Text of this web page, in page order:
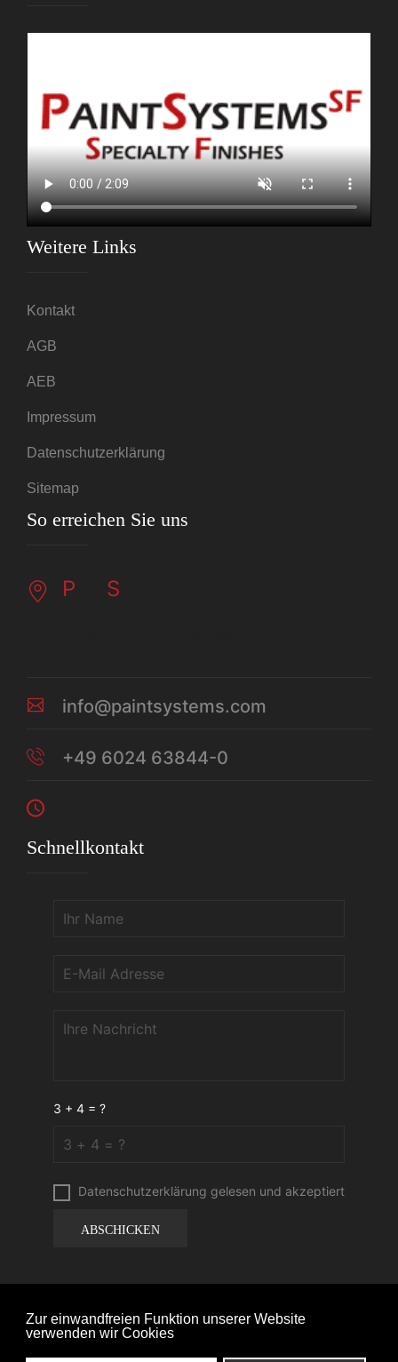
Zur einwandfreien Funktion unserer Website
verwenden wir Cookies
Weitere Links
Kontakt
AGB
AEB
Impressum
Datenschutzerklärung
Sitemap
So erreichen Sie uns
P S
info@paintsystems.com
+49 6024 63844-0
Schnellkontakt
3 + 4 = ?
Datenschutzerklärung gelesen und akzeptiert
ABSCHICKEN